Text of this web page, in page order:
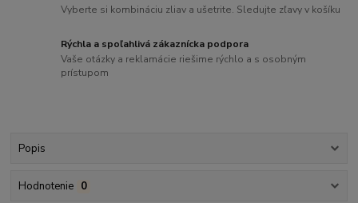
Vyberte si kombináciu zliav a ušetrite. Sledujte zľavy v košíku
Rýchla a spoľahlivá zákaznícka podpora
Vaše otázky a reklamácie riešime rýchlo a s osobným
prístupom
Popis
Hodnotenie 0